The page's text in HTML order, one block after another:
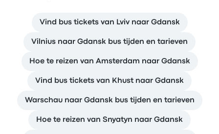
Vind bus tickets van Lviv naar Gdansk
Vilnius naar Gdansk bus tijden en tarieven
Hoe te reizen van Amsterdam naar Gdansk
Vind bus tickets van Khust naar Gdansk
Warschau naar Gdansk bus tijden en tarieven
Hoe te reizen van Snyatyn naar Gdansk